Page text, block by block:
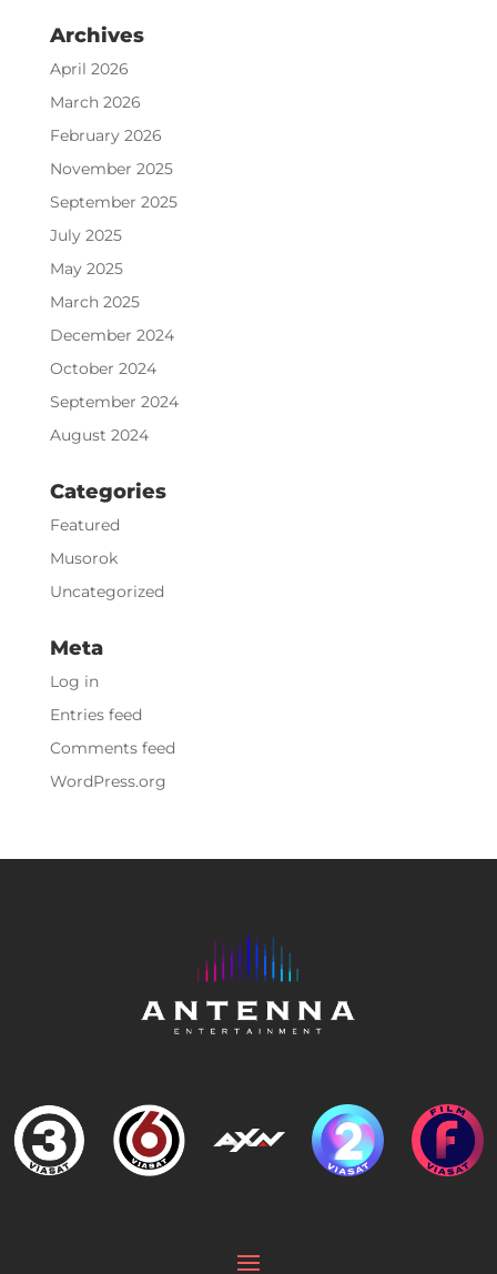
Archives
April 2026
March 2026
February 2026
November 2025
September 2025
July 2025
May 2025
March 2025
December 2024
October 2024
September 2024
August 2024
Categories
Featured
Musorok
Uncategorized
Meta
Log in
Entries feed
Comments feed
WordPress.org